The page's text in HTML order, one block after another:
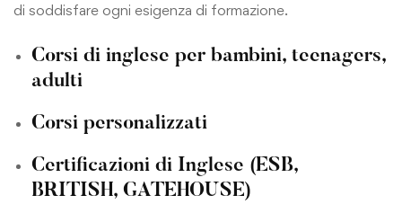
di soddisfare ogni esigenza di formazione.
Corsi di inglese per bambini, teenagers,
adulti
Corsi personalizzati
Certificazioni di Inglese (ESB,
BRITISH, GATEHOUSE)